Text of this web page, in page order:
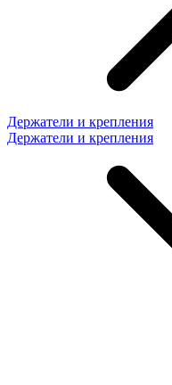
Держатели и крепления
Держатели и крепления